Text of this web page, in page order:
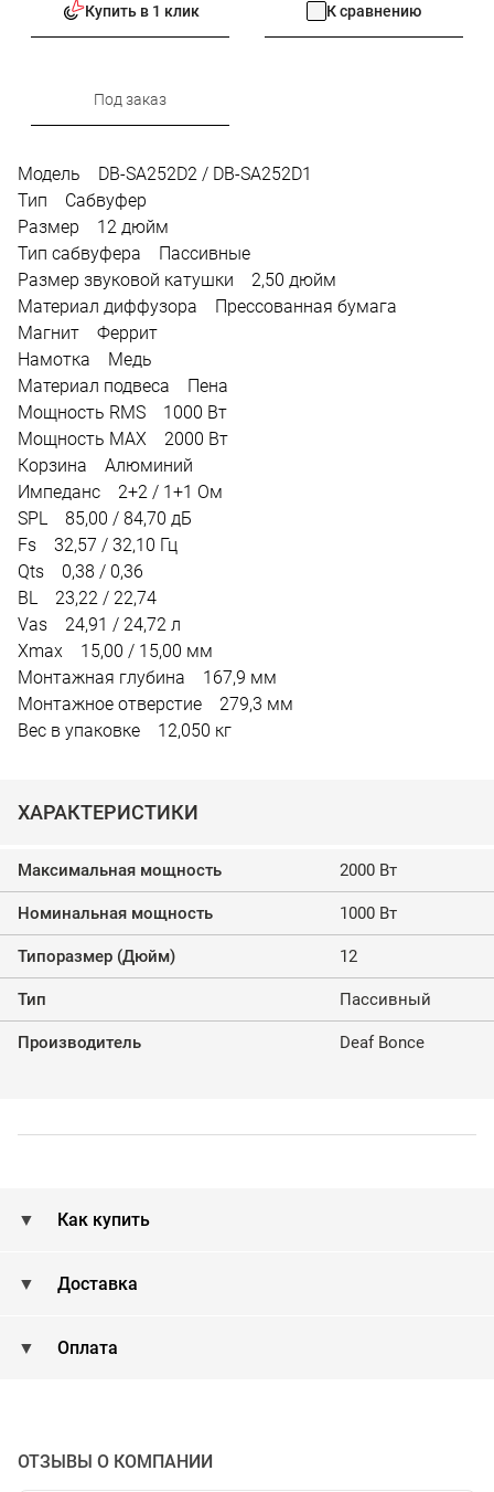
Купить в 1 клик К сравнению
Под заказ
Модель DB-SA252D2 / DB-SA252D1
Тип Сабвуфер
Размер 12 дюйм
Тип сабвуфера Пассивные
Размер звуковой катушки 2,50 дюйм
Материал диффузора Прессованная бумага
Магнит Феррит
Намотка Медь
Материал подвеса Пена
Мощность RMS 1000 Вт
Мощность MAX 2000 Вт
Корзина Алюминий
Импеданс 2+2 / 1+1 Ом
SPL 85,00 / 84,70 дБ
Fs 32,57 / 32,10 Гц
Qts 0,38 / 0,36
BL 23,22 / 22,74
Vas 24,91 / 24,72 л
Xmax 15,00 / 15,00 мм
Монтажная глубина 167,9 мм
Монтажное отверстие 279,3 мм
Вес в упаковке 12,050 кг
ХАРАКТЕРИСТИКИ
Максимальная мощность 2000 Вт
Номинальная мощность 1000 Вт
Типоразмер (Дюйм) 12
Тип Пассивный
Производитель Deaf Bonce
Как купить
Доставка
Оплата
ОТЗЫВЫ О КОМПАНИИ